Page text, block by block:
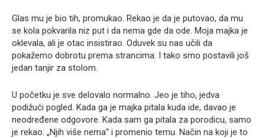
Glas mu je bio tih, promukao. Rekao je da je putovao, da mu
se kola pokvarila niz put i da nema gde da ode. Moja majka je
oklevala, ali je otac insistirao. Oduvek su nas učili da
pokažemo dobrotu prema strancima. I tako smo postavili još
jedan tanjir za stolom.
U početku je sve delovalo normalno. Jeo je tiho, jedva
podižući pogled. Kada ga je majka pitala kuda ide, davao je
neodređene odgovore. Kada sam ga pitala za porodicu, samo
je rekao: „Njih više nema“ i promenio temu. Način na koji je to